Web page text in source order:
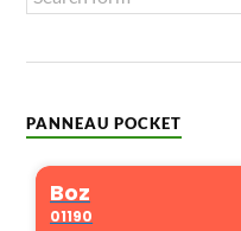
PANNEAU POCKET